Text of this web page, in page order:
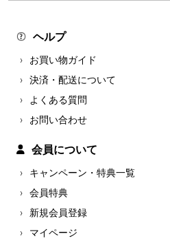
ヘルプ
お買い物ガイド
決済・配送について
よくある質問
お問い合わせ
会員について
キャンペーン・特典一覧
会員特典
新規会員登録
マイページ